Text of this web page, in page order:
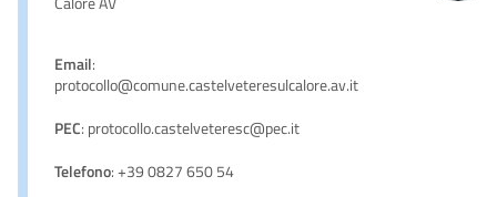
Email:
protocollo@comune.castelveteresulcalore.av.it
PEC: protocollo.castelveteresc@pec.it
Telefono: +39 0827 650 54